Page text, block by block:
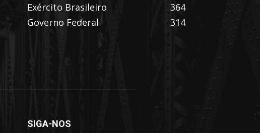
Exército Brasileiro
364
Governo Federal
314
SIGA-NOS